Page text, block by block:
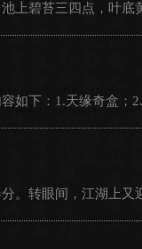
上碧苔三四点，叶
如下：1.天缘奇盒；
。转眼间，江湖上